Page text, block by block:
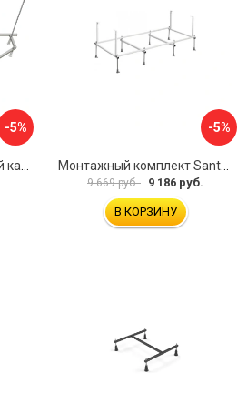
-5% -5%
9 669 руб. 9 186 руб.
В КОРЗИНУ